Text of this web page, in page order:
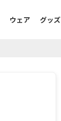
ウェア グッズ